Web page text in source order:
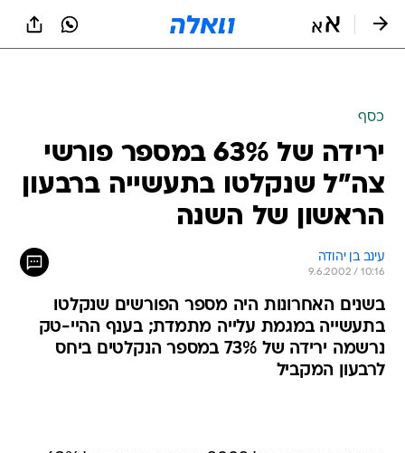
כסף
ירידה של 63% במספר פורשי
צה"ל שנקלטו בתעשייה ברבעון
הראשון של השנה
עינב בן יהודה
9.6.2002 / 10:16
בשנים האחרונות היה מספר הפורשים שנקלטו
בתעשייה במגמת עלייה מתמדת; בענף ההיי-טק
נרשמה ירידה של 73% במספר הנקלטים ביחס
לרבעון המקביל